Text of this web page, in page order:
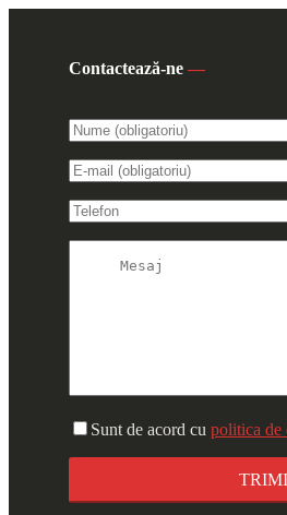
Contactează-ne —
Sunt de acord cu politica de